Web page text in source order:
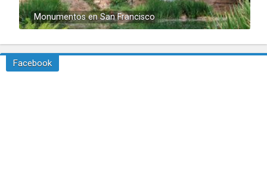
Monumentos en San Francisco
Facebook